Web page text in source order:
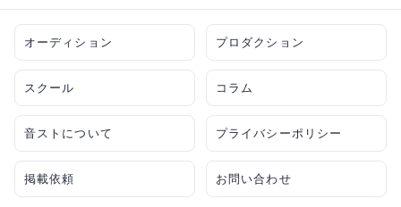
オーディション プロダクション
スクール コラム
音ストについて プライバシーポリシー
掲載依頼 お問い合わせ